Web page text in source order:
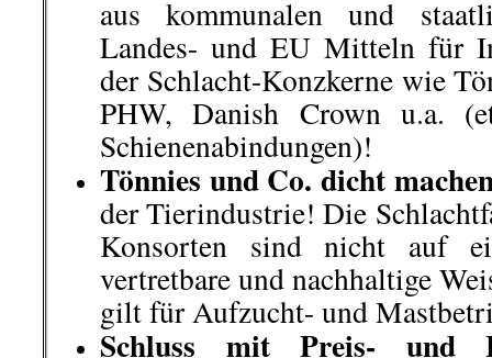
Reichsbürger nicht nur
sogar von ihnen organisiert
Nicht nur, dass sie über
Verschwörungstheorien,
Migranten und Demokratie
zeigen auch völlig offen, ihre
und gefährliche Gesinnung.
Nicht von ungefähr
Frauenbündnis Kandel von
mit. Regelmäßig wird in